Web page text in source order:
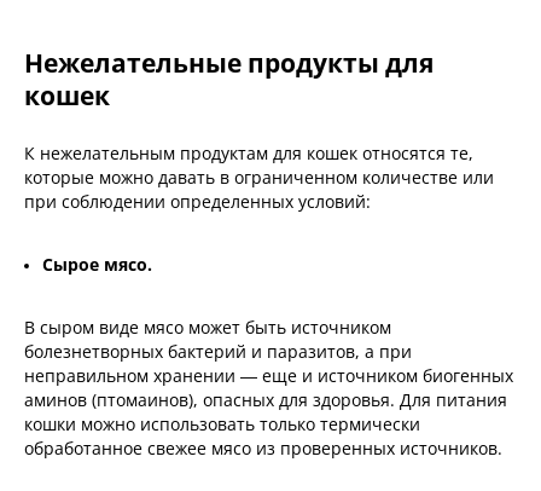
Нежелательные продукты для
кошек
К нежелательным продуктам для кошек относятся те,
которые можно давать в ограниченном количестве или
при соблюдении определенных условий:
Сырое мясо.
В сыром виде мясо может быть источником
болезнетворных бактерий и паразитов, а при
неправильном хранении — еще и источником биогенных
аминов (птомаинов), опасных для здоровья. Для питания
кошки можно использовать только термически
обработанное свежее мясо из проверенных источников.